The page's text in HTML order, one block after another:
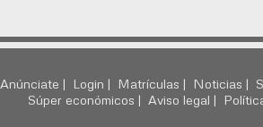
Anúnciate | Login | Matrículas | Noticias |
Súper económicos | Aviso legal |